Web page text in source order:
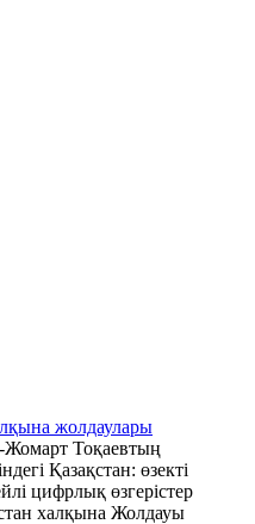
жолдаулары
Тоқаевтың
Қазақстан: өзекті
цифрлық өзгерістер
халқына Жолдауы